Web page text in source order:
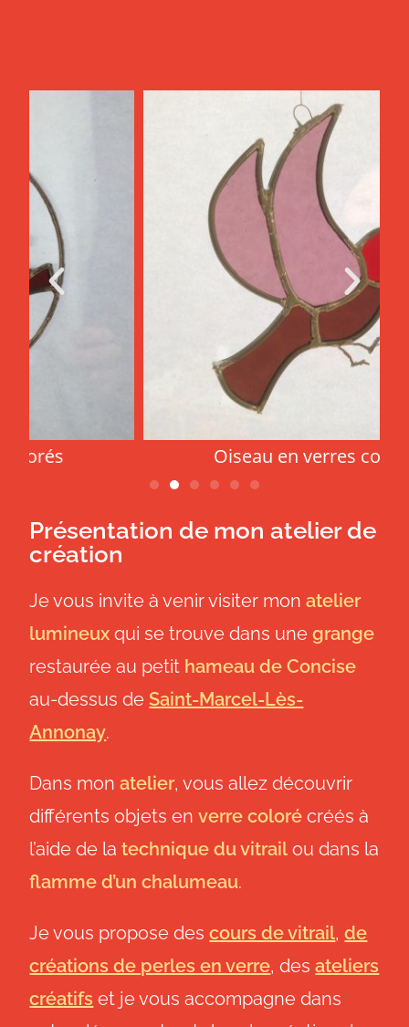
Oiseau en verres colorés
Présentation de mon atelier de
création
Je vous invite à venir visiter monatelier
lumineux qui se trouve dans unegrange
restaurée au petit hameau de Concise
au-dessus de Saint-Marcel-Lès-
Annonay.
Dans monatelier, vous allez découvrir
différents objets enverre coloré créés à
l’aide de latechnique du vitrail ou dans la
flamme d’un chalumeau.
Je vous propose descours de vitrail,de
créations de perles en verre, des ateliers
créatifs et je vous accompagne dans